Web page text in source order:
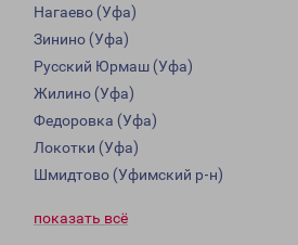
Нагаево (Уфа)
Зинино (Уфа)
Русский Юрмаш (Уфа)
Жилино (Уфа)
Федоровка (Уфа)
Локотки (Уфа)
Шмидтово (Уфимский р-н)
показать всё